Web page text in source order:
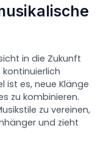
in die Zukunft
kontinuierlich
ist es, neue Klänge
zu kombinieren.
zu vereinen,
und zieht